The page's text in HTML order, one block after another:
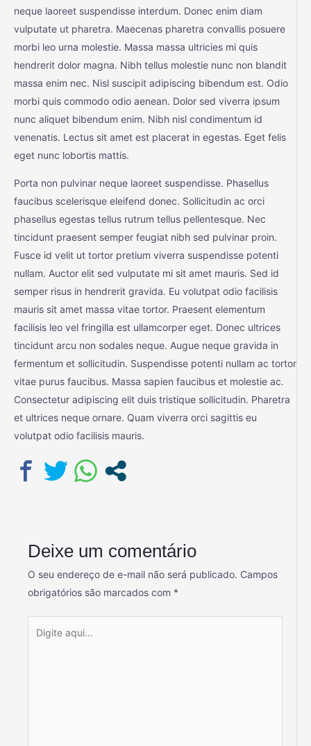
neque laoreet suspendisse interdum. Donec enim diam
vulputate ut pharetra. Maecenas pharetra convallis posuere
morbi leo urna molestie. Massa massa ultricies mi quis
hendrerit dolor magna. Nibh tellus molestie nunc non blandit
massa enim nec. Nisl suscipit adipiscing bibendum est. Odio
morbi quis commodo odio aenean. Dolor sed viverra ipsum
nunc aliquet bibendum enim. Nibh nisl condimentum id
venenatis. Lectus sit amet est placerat in egestas. Eget felis
eget nunc lobortis mattis.
Porta non pulvinar neque laoreet suspendisse. Phasellus
faucibus scelerisque eleifend donec. Sollicitudin ac orci
phasellus egestas tellus rutrum tellus pellentesque. Nec
tincidunt praesent semper feugiat nibh sed pulvinar proin.
Fusce id velit ut tortor pretium viverra suspendisse potenti
nullam. Auctor elit sed vulputate mi sit amet mauris. Sed id
semper risus in hendrerit gravida. Eu volutpat odio facilisis
mauris sit amet massa vitae tortor. Praesent elementum
facilisis leo vel fringilla est ullamcorper eget. Donec ultrices
tincidunt arcu non sodales neque. Augue neque gravida in
fermentum et sollicitudin. Suspendisse potenti nullam ac tortor
vitae purus faucibus. Massa sapien faucibus et molestie ac.
Consectetur adipiscing elit duis tristique sollicitudin. Pharetra
et ultrices neque ornare. Quam viverra orci sagittis eu
volutpat odio facilisis mauris.
Deixe um comentário
O seu endereço de e-mail não será publicado. Campos
obrigatórios são marcados com *